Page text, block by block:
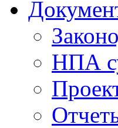
НПА